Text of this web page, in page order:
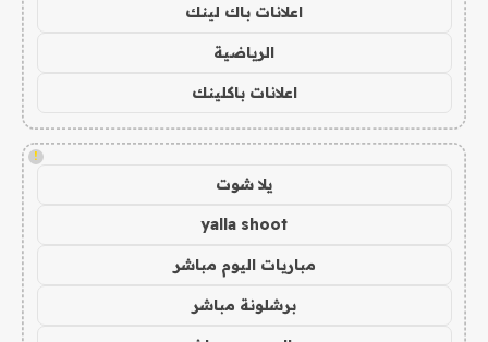
اعلانات باك لينك
الرياضية
اعلانات باكلينك
!
يلا شوت
yalla shoot
مباريات اليوم مباشر
برشلونة مباشر